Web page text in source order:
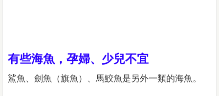
有些海魚，孕婦、少兒不宜
鯊魚、劍魚（旗魚）、馬鮫魚是另外一類的海魚。